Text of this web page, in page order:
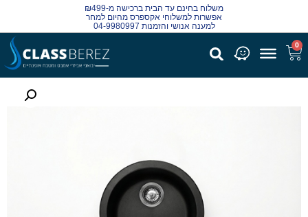
משלוח בחינם עד הבית ברכישה מ-₪499
אפשרות למשלוחי אקספרס מהיום למחר
למענה אנושי והזמנות 04-9980997
0